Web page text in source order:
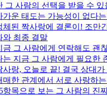
그 사람의 선택을 받을 수 있
가운 태도는 가능성이 없다
체된 짝사랑에 결론이! 조만
와 최종 결말
금 그 사람에게 연락해도 괜
는 지금 그 사람에게 필요한
사랑, 오늘로 끝! 결국 상대
매한 관계에서 서로 사랑하
항목으로 보는 그 사람의 진